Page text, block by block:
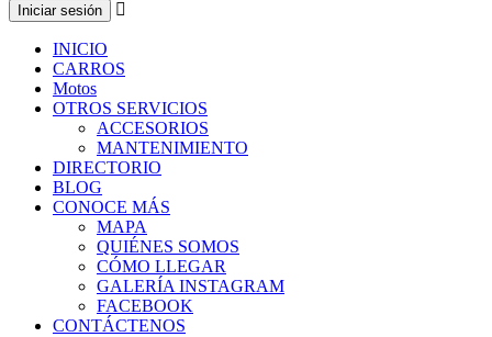
INICIO
CARROS
Motos
OTROS SERVICIOS
ACCESORIOS
MANTENIMIENTO
DIRECTORIO
BLOG
CONOCE MÁS
MAPA
QUIÉNES SOMOS
CÓMO LLEGAR
GALERÍA INSTAGRAM
FACEBOOK
CONTÁCTENOS